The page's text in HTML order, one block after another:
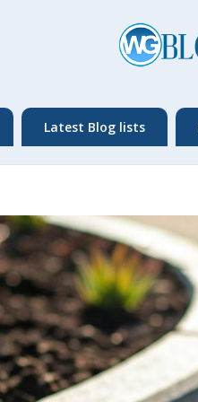
Latest Blog lists